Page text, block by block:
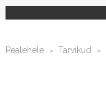
Pealehele > Tarvikud >